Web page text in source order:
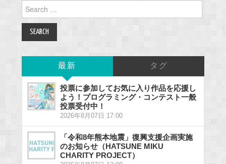
Search
for:
最新 タグ
投票に参加してお気に入り作品を応援し
よう！プログラミング・コンテスト一般
投票受付中！
2026年8月07日 17:00
「令和8年熊本地震」復興支援企画実施
のお知らせ（HATSUNE MIKU
CHARITY PROJECT）